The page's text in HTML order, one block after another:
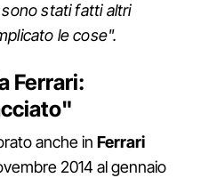
stati fatti altri
le cose".
Ferrari:
anche in Ferrari
2014 al gennaio